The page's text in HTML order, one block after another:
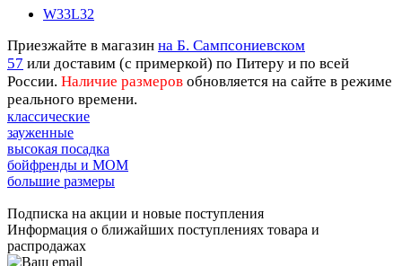
W33L32
Приезжайте в магазин на Б. Сампсониевском
57 или доставим (с примеркой) по Питеру и по всей
России. Наличие размеров обновляется на сайте в режиме
реального времени.
классические
зауженные
высокая посадка
бойфренды и МОМ
большие размеры
Подписка на акции и новые поступления
Информация о ближайших поступлениях товара и
распродажах